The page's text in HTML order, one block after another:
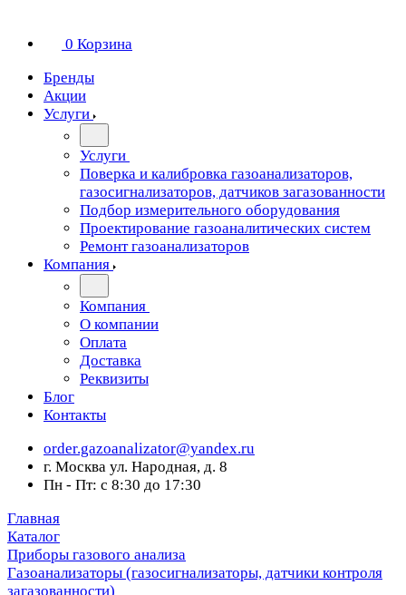
0 Корзина
Бренды
Акции
Услуги
Услуги
Поверка и калибровка газоанализаторов,
газосигнализаторов, датчиков загазованности
Подбор измерительного оборудования
Проектирование газоаналитических систем
Ремонт газоанализаторов
Компания
Компания
О компании
Оплата
Доставка
Реквизиты
Блог
Контакты
order.gazoanalizator@yandex.ru
г. Москва ул. Народная, д. 8
Пн - Пт: с 8:30 до 17:30
Главная
Каталог
Приборы газового анализа
Газоанализаторы (газосигнализаторы, датчики контроля
загазованности)